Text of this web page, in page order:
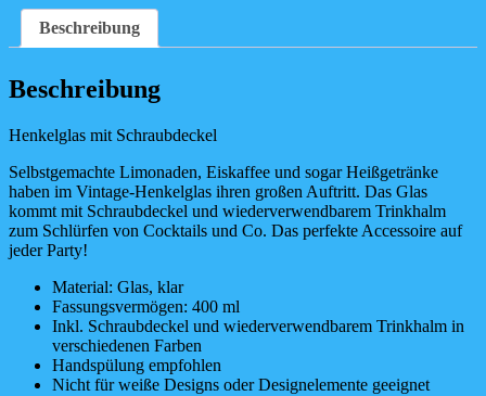
Beschreibung
Beschreibung
Henkelglas mit Schraubdeckel
Selbstgemachte Limonaden, Eiskaffee und sogar Heißgetränke
haben im Vintage-Henkelglas ihren großen Auftritt. Das Glas
kommt mit Schraubdeckel und wiederverwendbarem Trinkhalm
zum Schlürfen von Cocktails und Co. Das perfekte Accessoire auf
jeder Party!
Material: Glas, klar
Fassungsvermögen: 400 ml
Inkl. Schraubdeckel und wiederverwendbarem Trinkhalm in
verschiedenen Farben
Handspülung empfohlen
Nicht für weiße Designs oder Designelemente geeignet